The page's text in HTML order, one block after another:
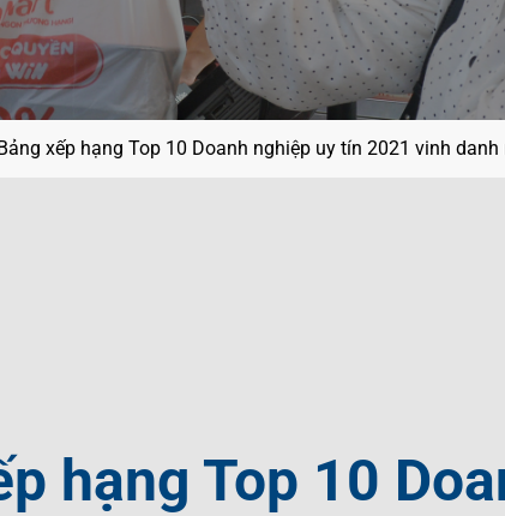
Nam
xếp hạng Top 10 Doanh nghiệp uy tín 2021 vinh
hạng Top 10